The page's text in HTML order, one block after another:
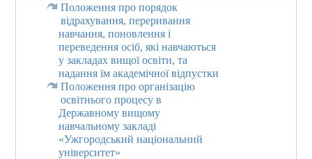
Положення про порядок
відрахування, переривання
навчання, поновлення і
переведення осіб, які навчаються
у закладах вищої освіти, та
надання їм академічної відпустки
Положення про організацію
освітнього процесу в
Державному вищому
навчальному закладі
«Ужгородський національний
університет»